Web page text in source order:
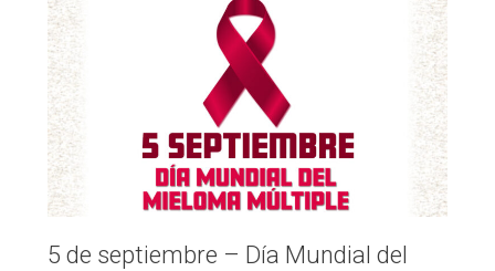
5 de septiembre – Día Mundial del